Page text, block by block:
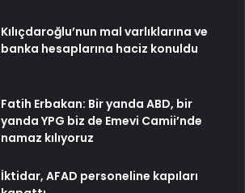
Kılıçdaroğlu’nun mal varlıklarına ve
banka hesaplarına haciz konuldu
Fatih Erbakan: Bir yanda ABD, bir
yanda YPG biz de Emevi Camii’nde
namaz kılıyoruz
İktidar, AFAD personeline kapıları